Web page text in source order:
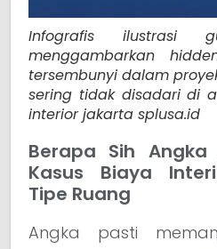
Infografis ilustrasi
menggambarkan
tersembunyi dalam
sering tidak disadari di
interior jakarta splusa.id
Berapa Sih Angka
Kasus Biaya
Tipe Ruang
Angka pasti